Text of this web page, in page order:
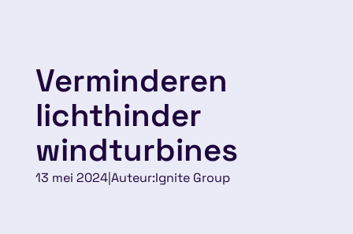
Verminderen
lichthinder
windturbines
13 mei 2024|Auteur:Ignite Group